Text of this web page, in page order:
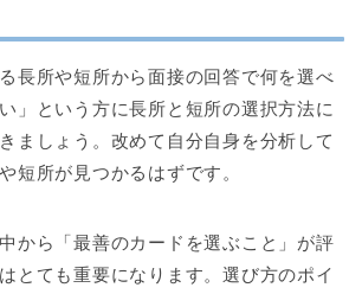
長所や短所から面接の回答で何を選べ
」という方に長所と短所の選択方法に
ましょう。改めて自分自身を分析して
短所が見つかるはずです。
から「最善のカードを選ぶこと」が評
とても重要になります。選び方のポイ